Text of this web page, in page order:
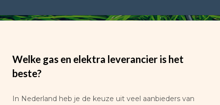
Welke gas en elektra leverancier is het
beste?
In Nederland heb je de keuze uit veel aanbieders van